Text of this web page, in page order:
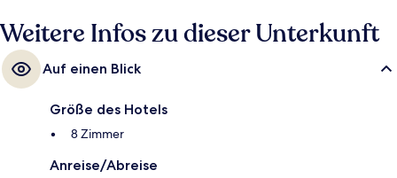
Weitere Infos zu dieser Unterkunft
Auf einen Blick
Größe des Hotels
8 Zimmer
Anreise/Abreise